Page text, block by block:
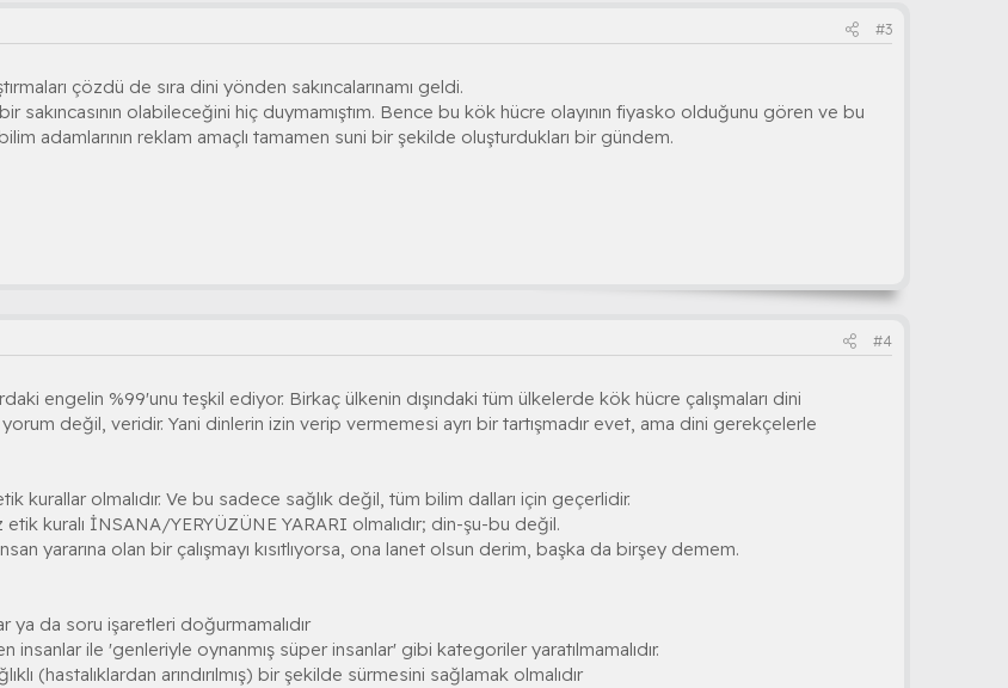
#3
çözdü de sıra dini yönden sakıncalarınamı geldi.
sakıncasının olabileceğini hiç duymamıştım. Bence bu kök hücre olayının fiyasko olduğunu gören ve bu
adamlarının reklam amaçlı tamamen suni bir şekilde oluşturdukları bir gündem.
#4
engelin %99'unu teşkil ediyor. Birkaç ülkenin dışındaki tüm ülkelerde kök hücre çalışmaları dini
değil, veridir. Yani dinlerin izin verip vermemesi ayrı bir tartışmadır evet, ama dini gerekçelerle
kurallar olmalıdır. Ve bu sadece sağlık değil, tüm bilim dalları için geçerlidir.
etik kuralı İNSANA/YERYÜZÜNE YARARI olmalıdır; din-şu-bu değil.
yararına olan bir çalışmayı kısıtlıyorsa, ona lanet olsun derim, başka da birşey demem.
ya da soru işaretleri doğurmamalıdır
insanlar ile 'genleriyle oynanmış süper insanlar' gibi kategoriler yaratılmamalıdır.
(hastalıklardan arındırılmış) bir şekilde sürmesini sağlamak olmalıdır